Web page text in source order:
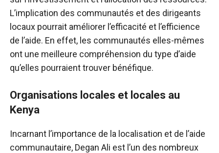
L’implication des communautés et des dirigeants
locaux pourrait améliorer l’efficacité et l’efficience
de l’aide. En effet, les communautés elles-mêmes
ont une meilleure compréhension du type d’aide
qu’elles pourraient trouver bénéfique.
Organisations locales et locales au
Kenya
Incarnant l’importance de la localisation et de l’aide
communautaire, Degan Ali est l’un des nombreux